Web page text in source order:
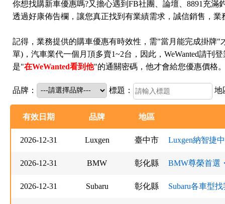
你想找購新車優惠嗎?又擔心遇到FB社團、論壇、8891充滿
透過好康佈告欄，讓您真正找到有業績需求，誠信銷售，
記得，業務提供的購車優惠有時效性，需"當月能完成掛牌"
單)，汽車業代一個月頂多賣1~2台，因此，WeWanted請刊
是"在WeWanted看到他"的通關密碼，他才會給您優惠價格
品牌： 標題： 地
有效日期 品牌 地區
2026-12-31 Luxgen 臺中市 Luxgen納智捷
2026-12-31 BMW 彰化縣 BMW尊榮首選
2026-12-31 Subaru 彰化縣 Subaru各車型